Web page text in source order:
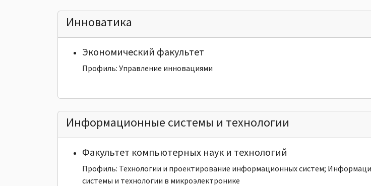
Инноватика
Экономический факультет
Профиль: Управление инновациями
Информационные системы и технологии
Факультет компьютерных наук и технологий
Профиль: Технологии и проектирование информационных систем;
системы и технологии в микроэлектронике